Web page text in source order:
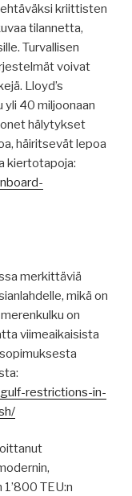
kriittisten
tilannetta,
Turvallisen
voivat
Lloyd’s
yli 40 miljoonaan
hälytykset
häiritsevät lepoa
kiertotapoja:
merkittäviä
mikä on
on
viimeaikaisista
restrictions-in-
TEU:n